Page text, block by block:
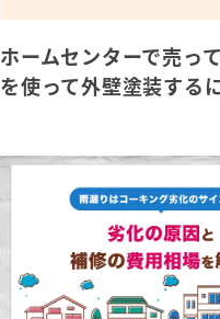
ホームセンターで売っ
を使って外壁塗装する